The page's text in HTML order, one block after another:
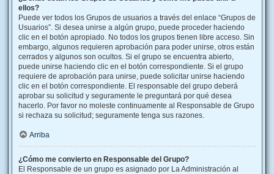
ellos?
Puede ver todos los Grupos de usuarios a través del enlace “Grupos de
Usuarios”. Si desea unirse a algún grupo, puede proceder haciendo
clic en el botón apropiado. No todos los grupos tienen libre acceso. Sin
embargo, algunos requieren aprobación para poder unirse, otros están
cerrados y algunos son ocultos. Si el grupo se encuentra abierto,
puede unirse haciendo clic en el botón correspondiente. Si el grupo
requiere de aprobación para unirse, puede solicitar unirse haciendo
clic en el botón correspondiente. El responsable del grupo deberá
aprobar su solicitud y seguramente le preguntará por qué desea
hacerlo. Por favor no moleste continuamente al Responsable de Grupo
si rechaza su solicitud; seguramente tenga sus razones.
Arriba
¿Cómo me convierto en Responsable del Grupo?
El Responsable de un grupo es asignado por La Administración al